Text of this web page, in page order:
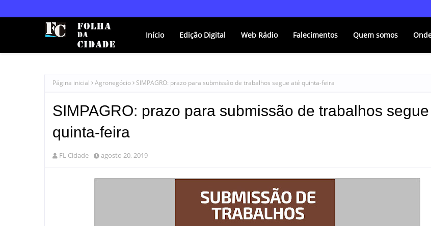
Início Edição Digital Web Rádio Falecimentos Quem somos
Página inicial Agronegócio SIMPAGRO: prazo para submissão de trabalhos segue até quinta-feira
SIMPAGRO: prazo para submissão de trabalhos
quinta-feira
FL Cidade agosto 20, 2019